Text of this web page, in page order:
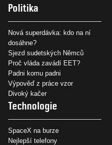
Politika
Nová superdávka: kdo na ní
dosáhne?
Sjezd sudetských Němců
Proč vláda zavádí EET?
Padni komu padni
Výpověď z práce vzor
Divoký kačer
Technologie
SpaceX na burze
Nejlepší telefony